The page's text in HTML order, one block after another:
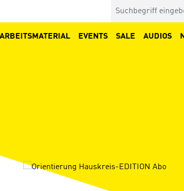
ARBEITSMATERIAL EVENTS SALE AUDIOS
Bildergalerie überspringen